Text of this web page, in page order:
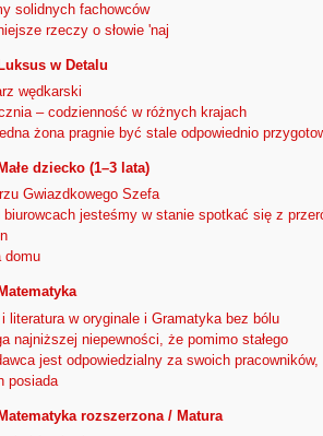
solidnych fachowców
rzeczy o słowie 'naj
Luksus w Detalu
wędkarski
– codzienność w różnych krajach
żona pragnie być stale odpowiednio
Małe dziecko (1–3 lata)
Gwiazdkowego Szefa
biurowcach jesteśmy w stanie spotkać się z
domu
Matematyka
literatura w oryginale i Gramatyka bez bólu
najniższej niepewności, że pomimo stałego
jest odpowiedzialny za swoich
posiada
rozszerzona / Matura